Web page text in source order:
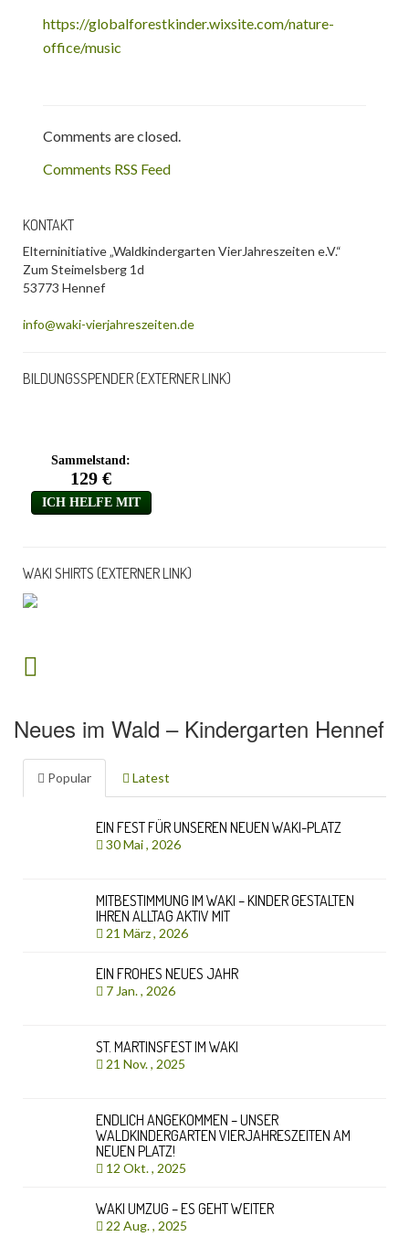
https://globalforestkinder.wixsite.com/nature-
office/music
Comments are closed.
Comments RSS Feed
KONTAKT
Elterninitiative „Waldkindergarten VierJahreszeiten e.V.“
Zum Steimelsberg 1d
53773 Hennef
info@waki-vierjahreszeiten.de
BILDUNGSSPENDER (EXTERNER LINK)
WAKI SHIRTS (EXTERNER LINK)
Neues im Wald – Kindergarten Hennef
Popular Latest
EIN FEST FÜR UNSEREN NEUEN WAKI-PLATZ
30 Mai , 2026
MITBESTIMMUNG IM WAKI – KINDER GESTALTEN
IHREN ALLTAG AKTIV MIT
21 März , 2026
EIN FROHES NEUES JAHR
7 Jan. , 2026
ST. MARTINSFEST IM WAKI
21 Nov. , 2025
ENDLICH ANGEKOMMEN – UNSER
WALDKINDERGARTEN VIERJAHRESZEITEN AM
NEUEN PLATZ!
12 Okt. , 2025
WAKI UMZUG – ES GEHT WEITER
22 Aug. , 2025